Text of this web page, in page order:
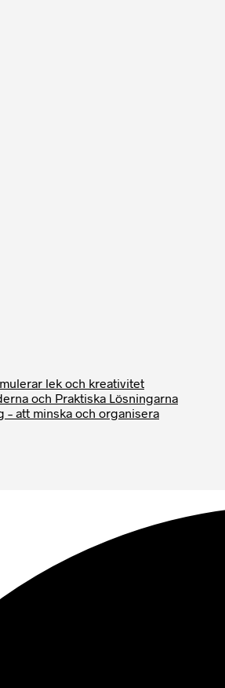
lek och kreativitet
och Praktiska Lösningarna
att minska och organisera